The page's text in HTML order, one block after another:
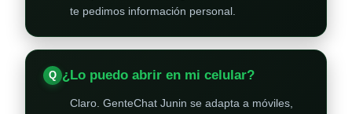
te pedimos información personal.
¿Lo puedo abrir en mi celular?
Claro. GenteChat Junin se adapta a móviles,